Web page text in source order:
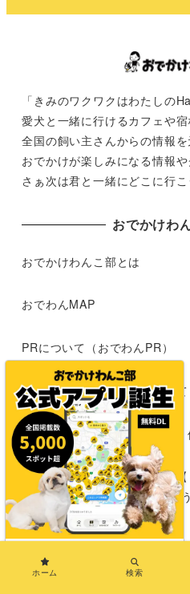
「きみのワクワクはわたしの
愛犬と一緒に行けるカフェや
全国の飼い主さんからの情報を
おでかけが楽しみになる情報
さぁ次は君と一緒にどこに行こ
おでかけわ
おでかけわんこ部とは
おでわんMAP
PRについて（おでわんPR）
長期パートナープランについて
応援サポーター募集（企業様・
犬とおでかけする時のマナー
】|わんこokの施設が増えるよ
よう
運営者情報
ホーム 検索